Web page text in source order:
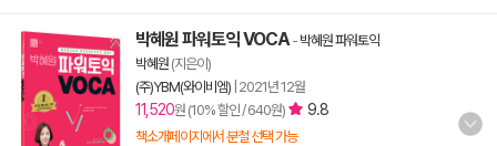
박혜원 파워토익 VOCA- 박혜원 파워토익
박혜원 (지은이)
(주)YBM(와이비엠) 2021년 12월
11,520원 (10% 할인 / 640원) 9.8
책소개페이지에서 분철 선택 가능